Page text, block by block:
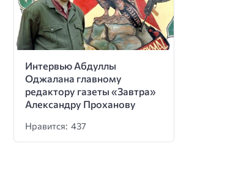
Интервью Абдуллы
Оджалана главному
редактору газеты «Завтра»
Александру Проханову
Нравится: 437